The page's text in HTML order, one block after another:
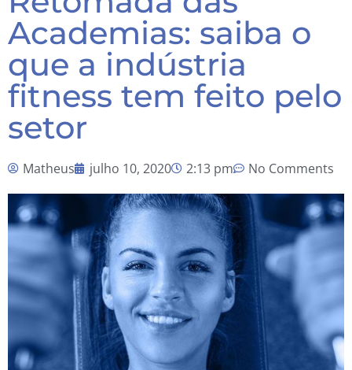
Academias: saiba o
que a indústria
fitness tem feito pelo
setor
Matheus julho 10, 2020 2:13 pm No Comments